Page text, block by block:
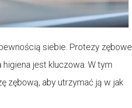
siebie. Protezy zębowe
jest kluczowa. W tym
zębową, aby utrzymać ją w jak